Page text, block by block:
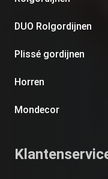
DUO Rolgordijnen
Plissé gordijnen
Horren
Mondecor